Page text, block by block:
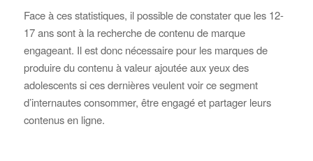
Face à ces statistiques, il possible de constater que les 12-
17 ans sont à la recherche de contenu de marque
engageant. Il est donc nécessaire pour les marques de
produire du contenu à valeur ajoutée aux yeux des
adolescents si ces dernières veulent voir ce segment
d’internautes consommer, être engagé et partager leurs
contenus en ligne.